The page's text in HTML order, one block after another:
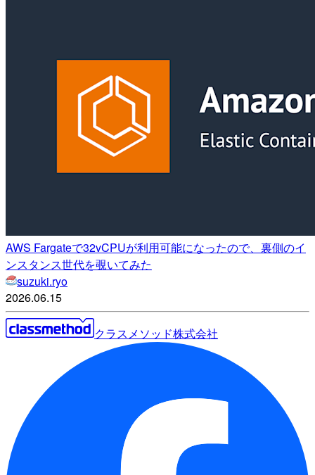
AWS Fargateで32vCPUが利用可能になったので、裏側のイ
ンスタンス世代を覗いてみた
suzuki.ryo
2026.06.15
クラスメソッド株式会社